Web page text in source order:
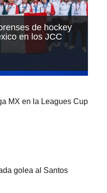
de hockey
en los JCC
MX en la Leagues Cup
golea al Santos